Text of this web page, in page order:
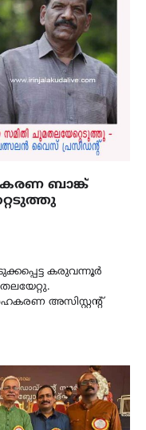
ബാങ്ക്
കരുവന്നൂർ
അസിസ്റ്റൻ്റ്